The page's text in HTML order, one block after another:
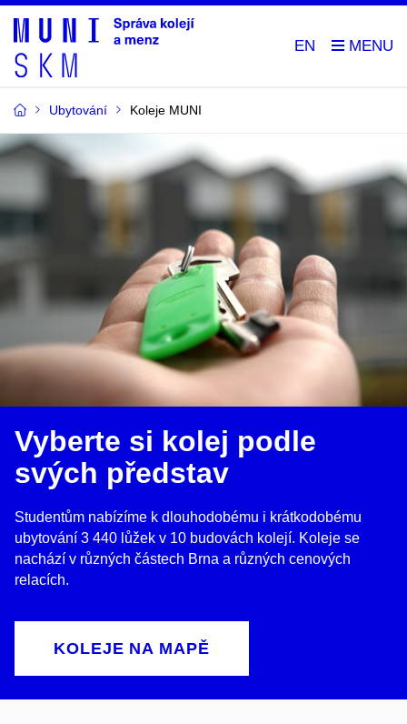
EN
Ubytování Koleje MUNI
Vyberte si kolej podle
svých představ
Studentům nabízíme k dlouhodobému i krátkodobému
ubytování 3 440 lůžek v 10 budovách kolejí. Koleje se
nachází v různých částech Brna a různých cenových
relacích.
KOLEJE NA MAPĚ